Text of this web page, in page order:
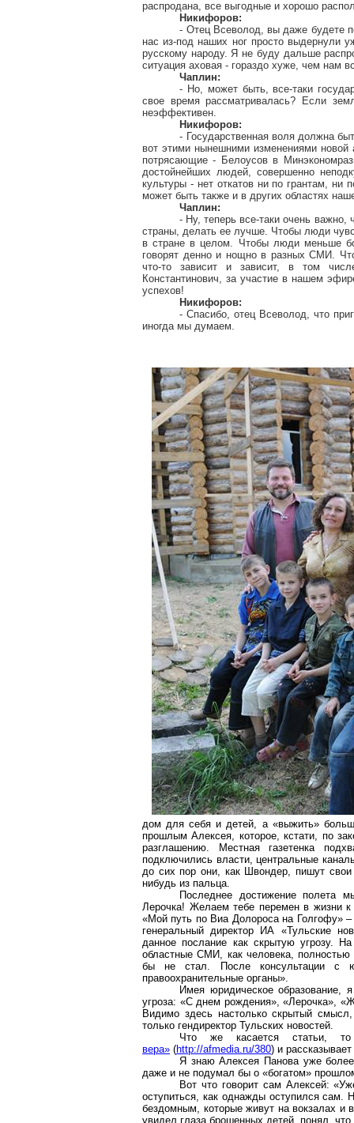
распродана, все выгодные и хорошо
Никифоров:
- Отец Всеволод, вы даже будете
нас из-под наших ног просто
русскому народу. Я не буду дальше
ситуация аховая - гораздо хуже, чем нам
Чаплин:
- Но, может быть, все-таки
свое время рассматривалась? Если
неэффективен.
Никифоров:
- Государственная воля должна
вот этими нынешними изменениями
потрясающие - Белоусов в
достойнейших людей, совершенно
культуры - нет откатов ни по грантам, ни
может быть также и в других областях
Чаплин:
- Ну, теперь все-таки очень важно,
страны, делать ее лучше. Чтобы люди
в стране в целом. Чтобы люди меньше
говорят денно и нощно в разных СМИ.
что-то зависит и зависит, в том
Константинович, за участие в нашем
успехов!
Никифоров:
- Спасибо, отец Всеволод, что
иногда мы думаем.
дом для себя и детей, а «выжить»
прошлым Алексея, которое, кстати, по
разглашению. Местная газетенка
подключились власти, центральные
до сих пор они, как Швондер, пишут свои
нибудь из пальца.
Последнее достижение полета
Лерочка! Желаем тебе перемен в жизни
«Мой путь по Виа Долоросана Голгофу»
генеральный директор ИА «Тульские
данное послание как скрытую угрозу.
областные СМИ, как человека, полностью
бы не стал. После консультации
правоохранительные органы».
Имея юридическое образование,
угроза: «С днем рождения», «Лерочка»,
Видимо здесь настолько скрытый
только гендиректор Тульских новостей.
Что же касается статьи,
вера» (http://afmedia.ru/380) и
Я знаю Алексея Панова уже
даже и не подумал бы о «богатом»
Вот что говорит сам Алексей:
оступиться, как однажды оступился сам.
бездомным, которые живут на вокзалах и
увидел глаза брошенных детей, понял,